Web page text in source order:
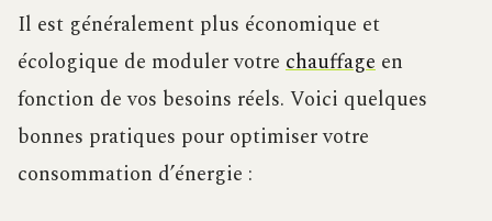
Il est généralement plus économique et
écologique de moduler votre chauffage en
fonction de vos besoins réels. Voici quelques
bonnes pratiques pour optimiser votre
consommation d’énergie :